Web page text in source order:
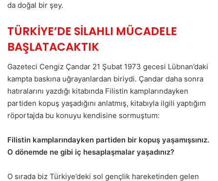
da doğal bir şey.
TÜRKİYE’DE SİLAHLI MÜCADELE
BAŞLATACAKTIK
Gazeteci Cengiz Çandar 21 Şubat 1973 gecesi Lübnan’daki
kampta baskına uğrayanlardan biriydi. Çandar daha sonra
hatıralarını yazdığı kitabında Filistin kamplarındayken
partiden kopuş yaşadığını anlatmış, kitabıyla ilgili yaptığım
röportajda bu konuyu kendisine sormuştum:
Filistin kamplarındayken partiden bir kopuş yaşamışsınız.
O dönemde ne gibi iç hesaplaşmalar yaşadınız?
O sırada biz Türkiye’deki sol gençlik hareketinden gelen